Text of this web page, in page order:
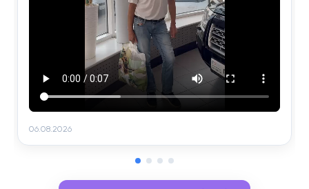
06.08.2026